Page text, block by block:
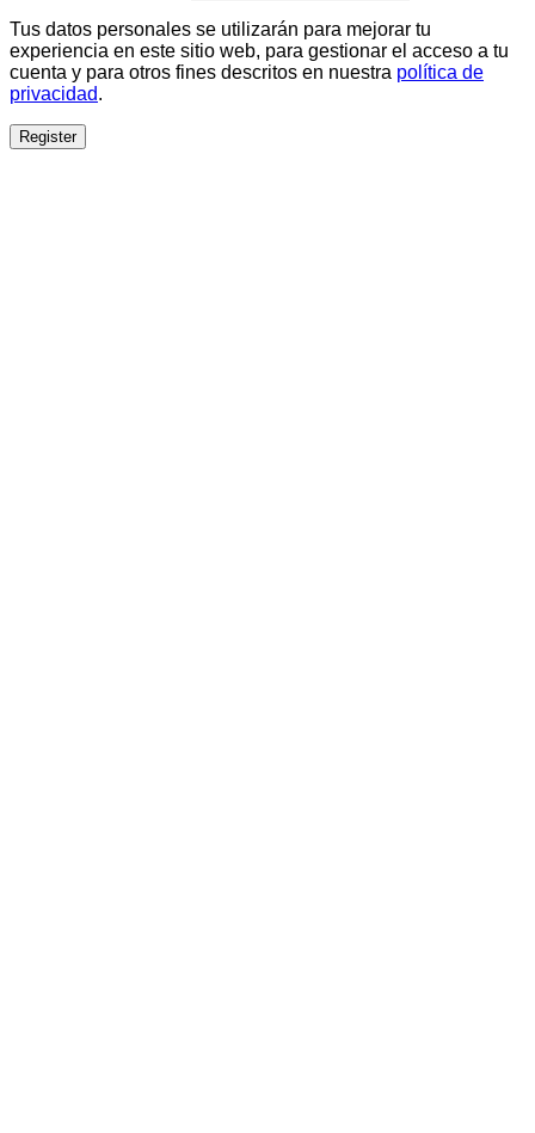
Tus datos personales se utilizarán para mejorar tu
experiencia en este sitio web, para gestionar el acceso a tu
cuenta y para otros fines descritos en nuestra política de
privacidad.
Register